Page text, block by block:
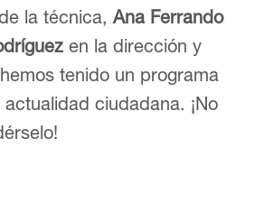
la técnica, Ana Ferrando
en la dirección y
tenido un programa
ciudadana. ¡No